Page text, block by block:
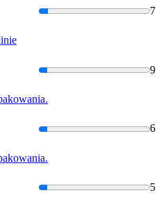
7
9
a.
6
a.
5